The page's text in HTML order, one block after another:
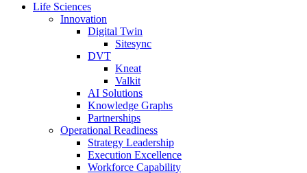
Life Sciences
Innovation
Digital Twin
Sitesync
DVT
Kneat
Valkit
AI Solutions
Knowledge Graphs
Partnerships
Operational Readiness
Strategy Leadership
Execution Excellence
Workforce Capability